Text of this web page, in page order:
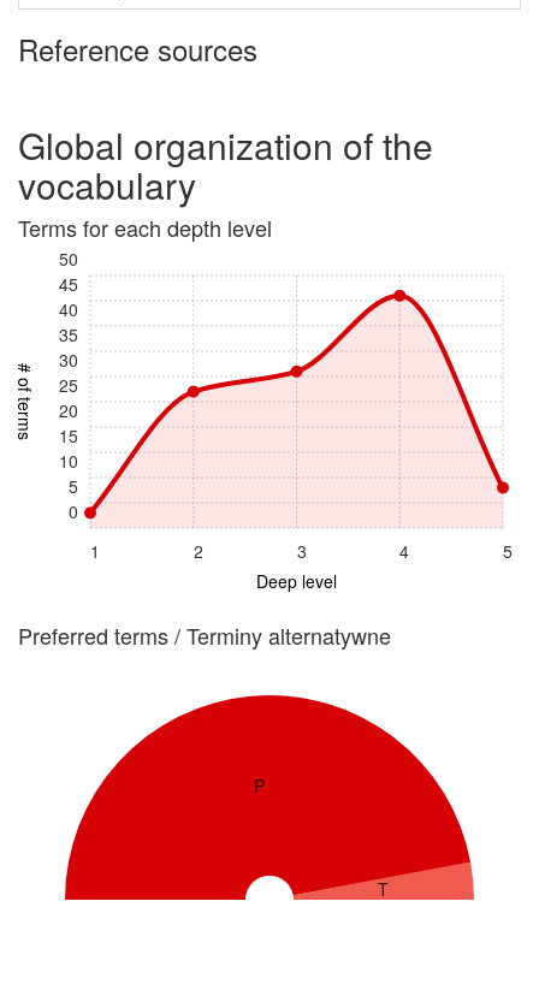
Reference sources
Global organization of the
vocabulary
Terms for each depth level
# of terms
Deep level
1 2 3 4 5
0
5
10
15
20
25
30
35
40
45
50
Preferred terms / Terminy alternatywne
P
T